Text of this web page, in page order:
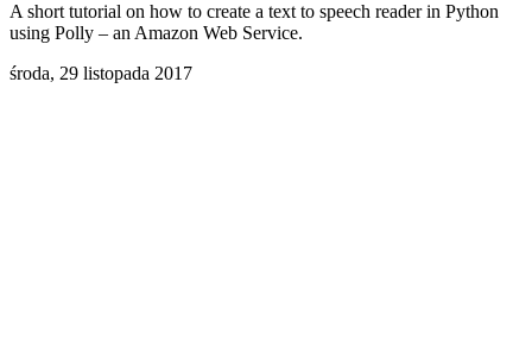
A short tutorial on how to create a text to speech reader in Python
using Polly – an Amazon Web Service.
środa, 29 listopada 2017